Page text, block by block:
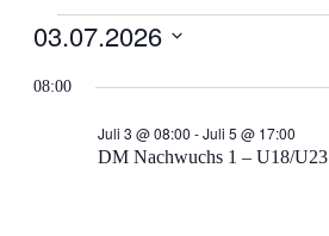
Veranstaltungen
für
3.
03.07.2026
wählen.
08:00
DM Nachwuchs 1 – U18/U23
Juli 3 @ 08:00 -Juli 5 @ 17:00